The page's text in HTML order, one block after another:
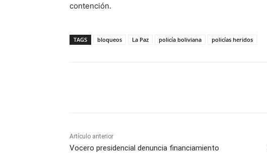
contención.
TAGS bloqueos La Paz policía boliviana policías heridos
Artículo anterior
Vocero presidencial denuncia financiamiento